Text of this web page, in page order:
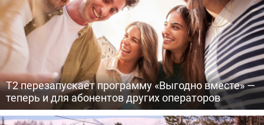
Т2 перезапускает программу «Выгодно вместе» —
теперь и для абонентов других операторов